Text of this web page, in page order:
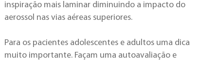
inspiração mais laminar diminuindo a impacto do
aerossol nas vias aéreas superiores.
Para os pacientes adolescentes e adultos uma dica
muito importante. Façam uma autoavaliação e